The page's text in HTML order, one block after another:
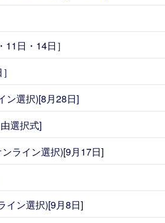
日・14日］
ン選択)[8月28日]
選択式]
ライン選択)[9月17日]
イン選択)[9月8日]